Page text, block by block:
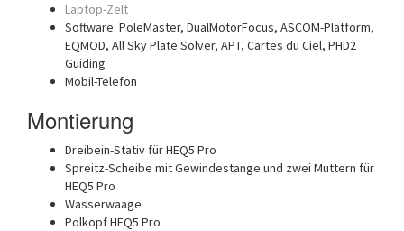
Laptop-Zelt
Software: PoleMaster, DualMotorFocus, ASCOM-Platform,
EQMOD, All Sky Plate Solver, APT, Cartes du Ciel, PHD2
Guiding
Mobil-Telefon
Montierung
Dreibein-Stativ für HEQ5 Pro
Spreitz-Scheibe mit Gewindestange und zwei Muttern für
HEQ5 Pro
Wasserwaage
Polkopf HEQ5 Pro